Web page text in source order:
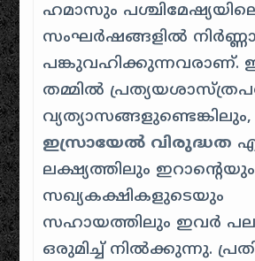
ഹമാസും
സംഘർഷങ്ങളിൽ
പങ്കുവഹിക്കുന്നവരാണ്.
തമ്മിൽ
വ്യത്യാസങ്ങളുണ്ടെങ്കിലും,
ഇസ്രായേൽ വിരുദ്ധത
ലക്ഷ്യത്തിലും ഇറാന്റെയും
സഖ്യകക്ഷികളുടെയും
സഹായത്തിലും ഇവർ
ഒരുമിച്ച് നിൽക്കുന്നു.